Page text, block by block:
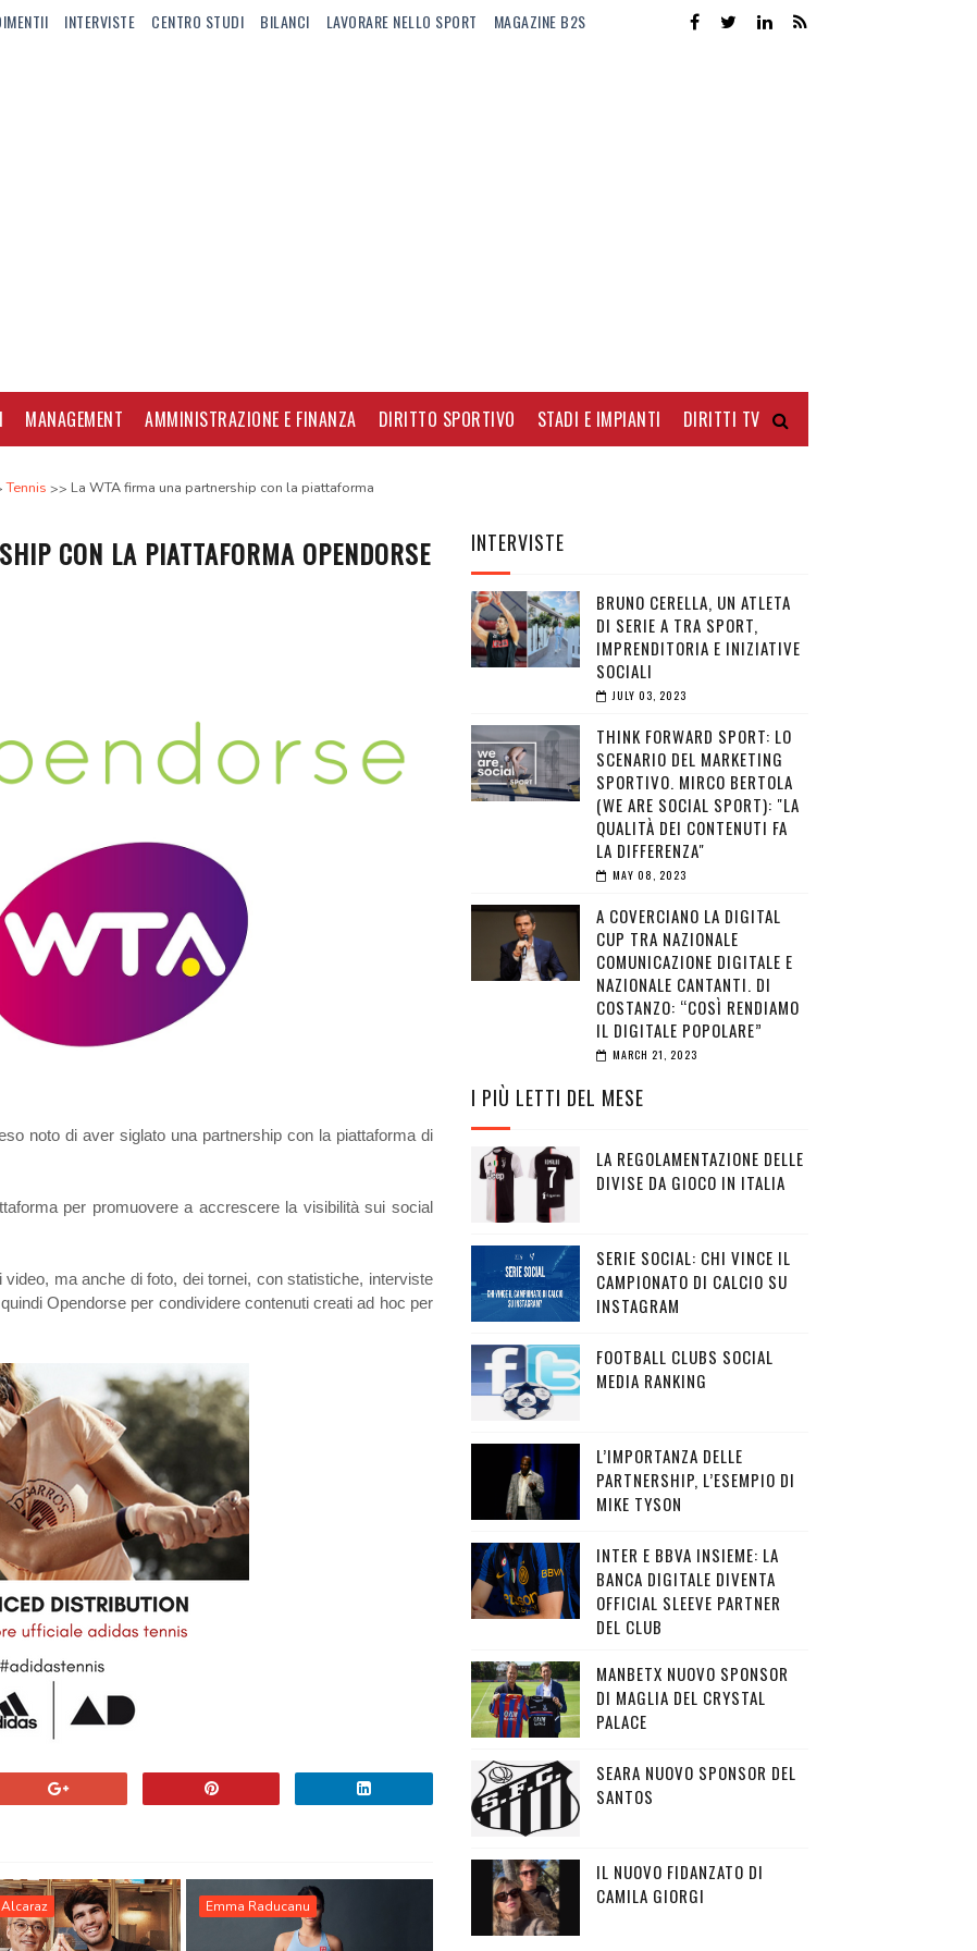
INTERVISTE CENTRO STUDI BILANCI LAVORARE NELLO SPORT MAGAZINE B2S
MANAGEMENT AMMINISTRAZIONE E FINANZA DIRITTO SPORTIVO STADI E IMPIANTI DIRITTI TV
Tennis
La WTA firma una partnership con la piattaforma
CON LA PIATTAFORMA OPENDORSE
noto di aver siglato una partnership con la piattaforma di
per promuovere a accrescere la visibilità sui social
ma anche di foto, dei tornei, con statistiche, interviste
Opendorse per condividere contenuti creati ad hoc per
Emma Raducanu
INTERVISTE
BRUNO CERELLA, UN ATLETA
DI SERIE A TRA SPORT,
IMPRENDITORIA E INIZIATIVE
SOCIALI
JULY 03, 2023
THINK FORWARD SPORT: LO
SCENARIO DEL MARKETING
SPORTIVO. MIRCO BERTOLA
(WE ARE SOCIAL SPORT): "LA
QUALITÀ DEI CONTENUTI FA
LA DIFFERENZA"
MAY 08, 2023
A COVERCIANO LA DIGITAL
CUP TRA NAZIONALE
COMUNICAZIONE DIGITALE E
NAZIONALE CANTANTI. DI
COSTANZO: “COSÌ RENDIAMO
IL DIGITALE POPOLARE”
MARCH 21, 2023
I PIÙ LETTI DEL MESE
LA REGOLAMENTAZIONE DELLE
DIVISE DA GIOCO IN ITALIA
SERIE SOCIAL: CHI VINCE IL
CAMPIONATO DI CALCIO SU
INSTAGRAM
FOOTBALL CLUBS SOCIAL
MEDIA RANKING
L’IMPORTANZA DELLE
PARTNERSHIP, L’ESEMPIO DI
MIKE TYSON
INTER E BBVA INSIEME: LA
BANCA DIGITALE DIVENTA
OFFICIAL SLEEVE PARTNER
DEL CLUB
MANBETX NUOVO SPONSOR
DI MAGLIA DEL CRYSTAL
PALACE
SEARA NUOVO SPONSOR DEL
SANTOS
IL NUOVO FIDANZATO DI
CAMILA GIORGI